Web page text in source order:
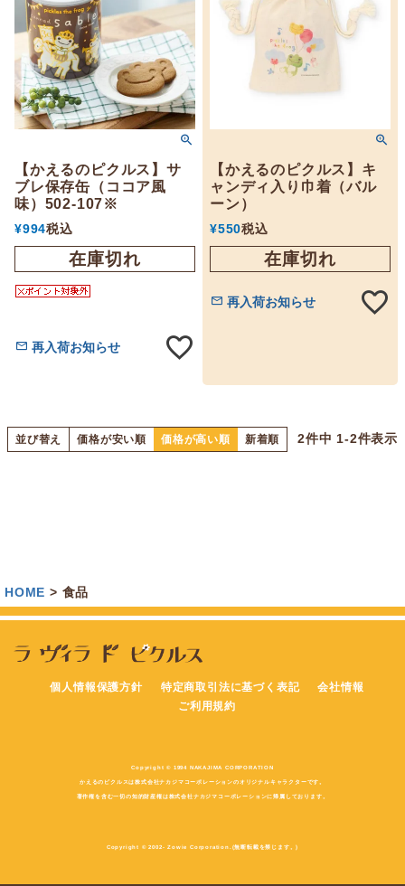
【かえるのピクルス】サ
ブレ保存缶（ココア風
味）502-107※
¥994税込
在庫切れ
再入荷お知らせ
【かえるのピクルス】キ
ャンディ入り巾着（バル
ーン）
¥550税込
在庫切れ
再入荷お知らせ
並び替え 価格が安い順 価格が高い順 新着順 2件中 1-2件表示
HOME 食品
個人情報保護方針 特定商取引法に基づく表記
会社情報
ご利用規約
Copyright © 1994 NAKAJIMA CORPORATION
かえるのピクルスは株式会社ナカジマコーポレーションのオリジナルキャラクターです。
著作権を含む一切の知的財産権は株式会社ナカジマコーポレーションに帰属しております。
Copyright © 2002- Zowie Corporation.(無断転載を禁じます。)